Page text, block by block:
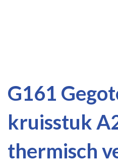
G161
kruisstuk
thermisch
naar
einde
van
afbeeldingen-
gallerij
naar
begin
van
afbeeldingen-
gallerij